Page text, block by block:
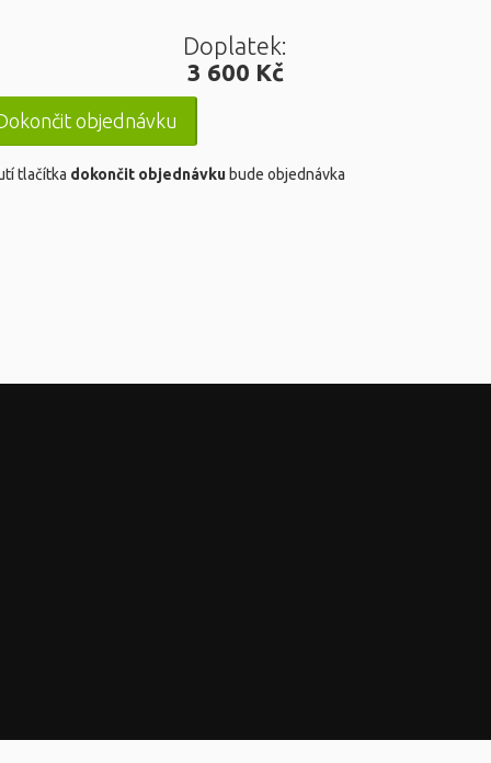
Doplatek:
3 600 Kč
objednávku
tlačítka dokončit objednávku bude objednávka